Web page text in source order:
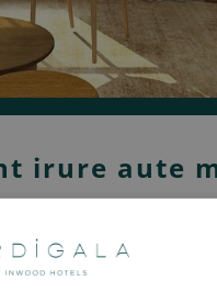
irure aute
consectetur in.
ea aute et
Lorem dolore culpa